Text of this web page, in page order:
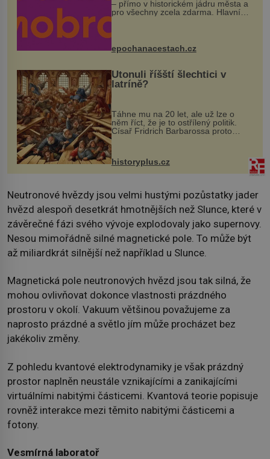
– přímo v historickém jádru města a
pro všechny zcela zdarma. Hlavní
program se odehraje na Karlově a
mohou těšit na víno, burčák, pes...
epochanacestach.cz
Utonuli říšští šlechtici v
latríně?
Táhne mu na 20 let, ale už lze o
něm říct, že je to ostřílený politik.
Císař Fridrich Barbarossa proto
posílá svého syna a dědice Jindřicha
VI. do Erfurtu, aby se stal
prostředníkem při řešení sporu m...
historyplus.cz
Neutronové hvězdy jsou velmi hustými pozůstatky jader
hvězd alespoň desetkrát hmotnějších než Slunce, které v
závěrečné fázi svého vývoje explodovaly jako supernovy.
Nesou mimořádně silné magnetické pole. To může být
až miliardkrát silnější než například u Slunce.
Magnetická pole neutronových hvězd jsou tak silná, že
mohou ovlivňovat dokonce vlastnosti prázdného
prostoru v okolí. Vakuum většinou považujeme za
naprosto prázdné a světlo jím může procházet bez
jakékoliv změny.
Z pohledu kvantové elektrodynamiky je však prázdný
prostor naplněn neustále vznikajícími a zanikajícími
virtuálními nabitými částicemi. Kvantová teorie popisuje
rovněž interakce mezi těmito nabitými částicemi a
fotony.
Vesmírná laboratoř